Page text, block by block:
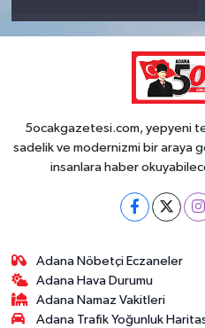
5ocakgazetesi.com, yepyeni
sadelik ve modernizmi bir araya
insanlara haber
Adana Nöbetçi Eczaneler
Adana Hava Durumu
Adana Namaz Vakitleri
Adana Trafik Yoğunluk